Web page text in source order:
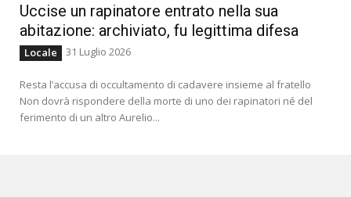
Uccise un rapinatore entrato nella sua
abitazione: archiviato, fu legittima difesa
Locale 31 Luglio 2026
Resta l’accusa di occultamento di cadavere insieme al fratello
Non dovrà rispondere della morte di uno dei rapinatori né del
ferimento di un altro Aurelio...